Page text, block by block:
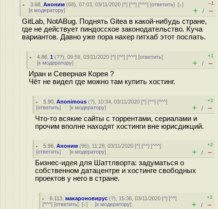
3.68 ,Аноним (68), 07:03, 03/11/2020 [^] [^^] [^^^] [ответить][↓]
[к модератору]
–1
+ / –
GitLab, NotABug. Поднять Gitea в какой-нибудь стране,
где не действует пиндосское законодательство. Куча
вариантов. Давно уже пора нахер гитхаб этот послать.
4.86 ,1 (??), 09:59, 03/11/2020 [^] [^^] [^^^] [ответить]
[к модератору]
+1
+ / –
Иран и Северная Корея ?
Чёт не видел где можно там купить хостинг.
5.90 ,Anonimous (?), 10:34, 03/11/2020 [^] [^^] [^^^]
[ответить] [к модератору]
+3
+ / –
Что-то всякие сайты с торрентами, сериалами и
прочим вполне находят хостинги вне юрисдикций.
5.96 ,Аноним (96), 11:28, 03/11/2020 [^] [^^] [^^^]
[ответить] [к модератору]
+2
+ / –
Бизнес-идея для Шаттлворта: задуматься о
собственном датацентре и хостинге свободных
проектов у него в стране.
6.113 ,макароновирус (?), 15:36, 03/11/2020 [^] [^^]
[^^^] [ответить] [↓] [к модератору]
+1
+ / –